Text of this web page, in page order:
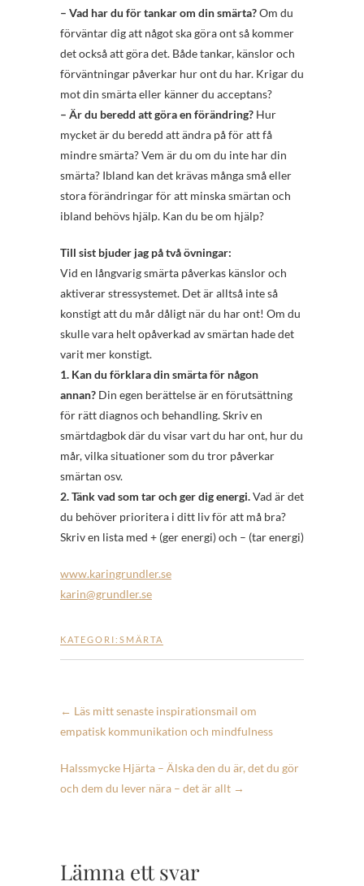
– Vad har du för tankar om din smärta?Om du
förväntar dig att något ska göra ont så kommer
det också att göra det. Både tankar, känslor och
förväntningar påverkar hur ont du har. Krigar du
mot din smärta eller känner du acceptans?
– Är du beredd att göra en förändring? Hur
mycket är du beredd att ändra på för att få
mindre smärta? Vem är du om du inte har din
smärta? Ibland kan det krävas många små eller
stora förändringar för att minska smärtan och
ibland behövs hjälp. Kan du be om hjälp?
Till sist bjuder jag på två övningar:
Vid en långvarig smärta påverkas känslor och
aktiverar stressystemet. Det är alltså inte så
konstigt att du mår dåligt när du har ont! Om du
skulle vara helt opåverkad av smärtan hade det
varit mer konstigt.
1. Kan du förklara din smärta för någon
annan? Din egen berättelse är en förutsättning
för rätt diagnos och behandling. Skriv en
smärtdagbok där du visar vart du har ont, hur du
mår, vilka situationer som du tror påverkar
smärtan osv.
2. Tänk vad som tar och ger dig energi.Vad är det
du behöver prioritera i ditt liv för att må bra?
Skriv en lista med + (ger energi) och – (tar energi)
www.karingrundler.se
karin@grundler.se
KATEGORI: SMÄRTA
← Läs mitt senaste inspirationsmail om
empatisk kommunikation och mindfulness
Halssmycke Hjärta – Älska den du är, det du gör
och dem du lever nära – det är allt →
Lämna ett svar